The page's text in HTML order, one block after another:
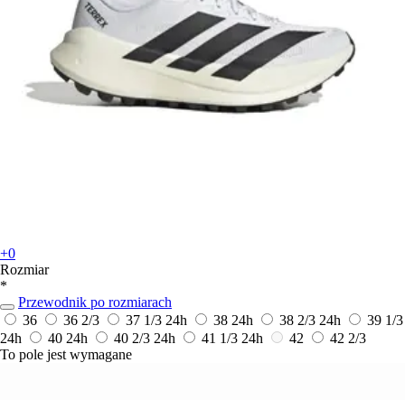
+0
Rozmiar
*
Przewodnik po rozmiarach
36
36 2/3 37 1/3 24h 38 24h 38 2/3 24h
39 1/3
24h
40 24h 40 2/3 24h 41 1/3 24h 42
42 2/3
To pole jest wymagane